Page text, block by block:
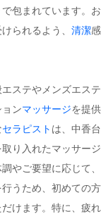
包まれています。
られるよう、 清潔
ステやメンズエス
ンマッサージを提
セラピスト は、中香
り入れたマッサー
やご要望に応じて
うため、初めての
けます。特に、疲